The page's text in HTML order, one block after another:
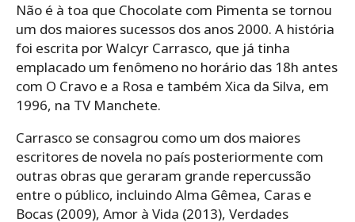
Não é à toa que Chocolate com Pimenta se tornou
um dos maiores sucessos dos anos 2000. A história
foi escrita por Walcyr Carrasco, que já tinha
emplacado um fenômeno no horário das 18h antes
com O Cravo e a Rosa e também Xica da Silva, em
1996, na TV Manchete.
Carrasco se consagrou como um dos maiores
escritores de novela no país posteriormente com
outras obras que geraram grande repercussão
entre o público, incluindo Alma Gêmea, Caras e
Bocas (2009), Amor à Vida (2013), Verdades